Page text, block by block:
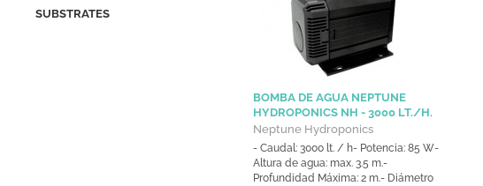
SUBSTRATES
BOMBA DE AGUA NEPTUNE
HYDROPONICS NH - 3000 LT./H.
Neptune Hydroponics
- Caudal: 3000 lt. / h- Potencia: 85 W-
Altura de agua: max. 3.5 m.-
Profundidad Máxima: 2 m.- Diámetro